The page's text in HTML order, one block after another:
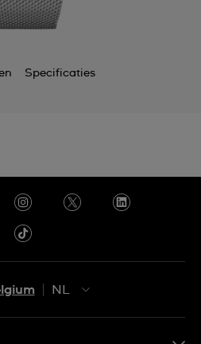
Specificaties
NL